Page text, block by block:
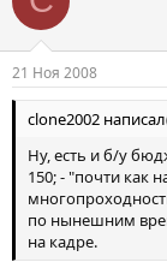
21 Ноя 2008
clone2002
Ну, есть и б/у
150; - "почти как
по нынешним
на кадре.